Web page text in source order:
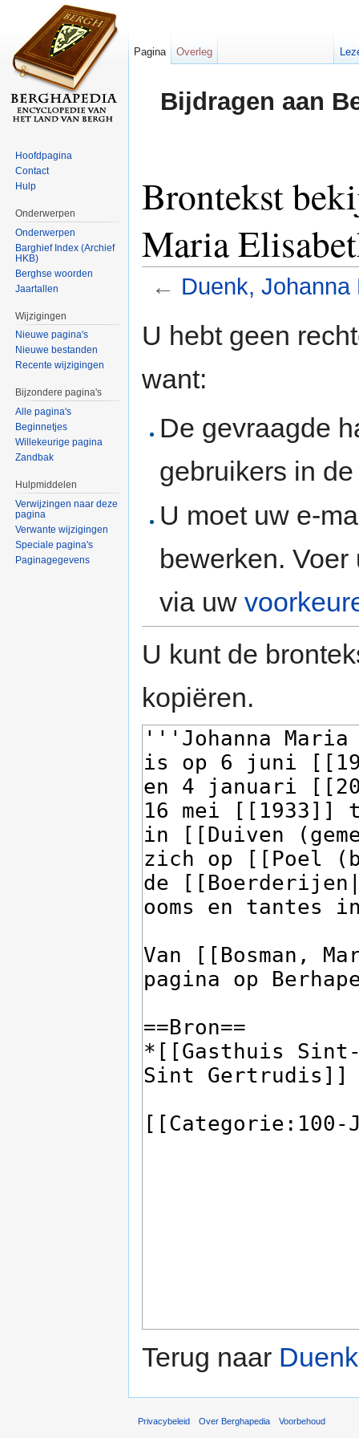
Bijdragen aan
Brontekst
Maria
← Duenk, Johanna
U hebt geen
want:
De gevraagde
gebruikers in
U moet uw e-
bewerken.
via uw
U kunt de
kopiëren.
Terug naar
Pagina Overleg
Hoofdpagina
Contact
Hulp
Onderwerpen
Onderwerpen
Barghief Index (Archief
HKB)
Berghse woorden
Jaartallen
Wijzigingen
Nieuwe pagina's
Nieuwe bestanden
Recente wijzigingen
Bijzondere pagina's
Alle pagina's
Beginnetjes
Willekeurige pagina
Zandbak
Hulpmiddelen
Verwijzingen naar deze
pagina
Verwante wijzigingen
Speciale pagina's
Paginagegevens
Privacybeleid Over Berghapedia Voorbehoud